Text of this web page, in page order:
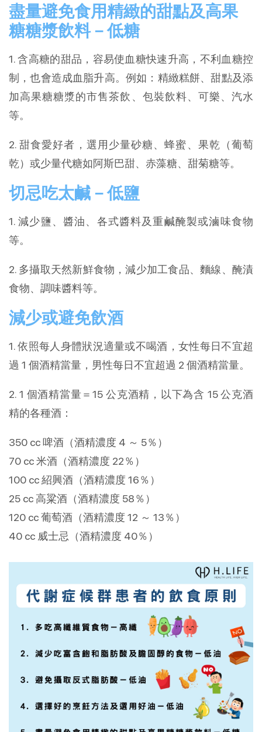
盡量避免食用精緻的甜點及高果
糖糖漿飲料－低糖
1. 含高糖的甜品，容易使血糖快速升高，不利血糖控
制，也會造成血脂升高。例如：精緻糕餅、甜點及添
加高果糖糖漿的市售茶飲、包裝飲料、可樂、汽水
等。
2. 甜食愛好者，選用少量砂糖、蜂蜜、果乾（葡萄
乾）或少量代糖如阿斯巴甜、赤藻糖、甜菊糖等。
切忌吃太鹹－低鹽
1. 減少鹽、醬油、各式醬料及重鹹醃製或滷味食物
等。
2. 多攝取天然新鮮食物，減少加工食品、麵線、醃漬
食物、調味醬料等。
減少或避免飲酒
1. 依照每人身體狀況適量或不喝酒，女性每日不宜超
過 1 個酒精當量，男性每日不宜超過 2 個酒精當量。
2. 1 個酒精當量＝15 公克酒精，以下為含 15 公克酒
精的各種酒：
350 cc 啤酒（酒精濃度 4 ～ 5％）
70 cc 米酒（酒精濃度 22％）
100 cc 紹興酒（酒精濃度 16％）
25 cc 高粱酒（酒精濃度 58％）
120 cc 葡萄酒（酒精濃度 12 ～ 13％）
40 cc 威士忌（酒精濃度 40％）